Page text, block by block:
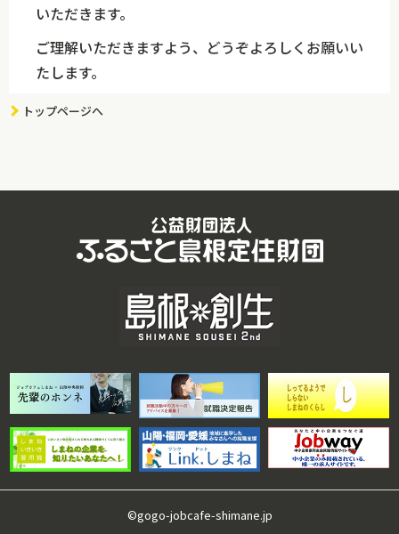
いただきます。
ご理解いただきますよう、どうぞよろしくお願いい
たします。
トップページへ
©gogo-jobcafe-shimane.jp